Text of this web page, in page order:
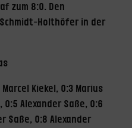
zum 8:0. Den
Holthöfer in der
Kiekel, 0:3 Marius
0:5 Alexander Saße, 0:6
Saße, 0:8 Alexander